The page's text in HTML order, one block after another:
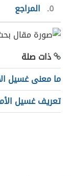
٥
المراجع
ذات صلة
ما معنى غسيل
تعريف غسيل